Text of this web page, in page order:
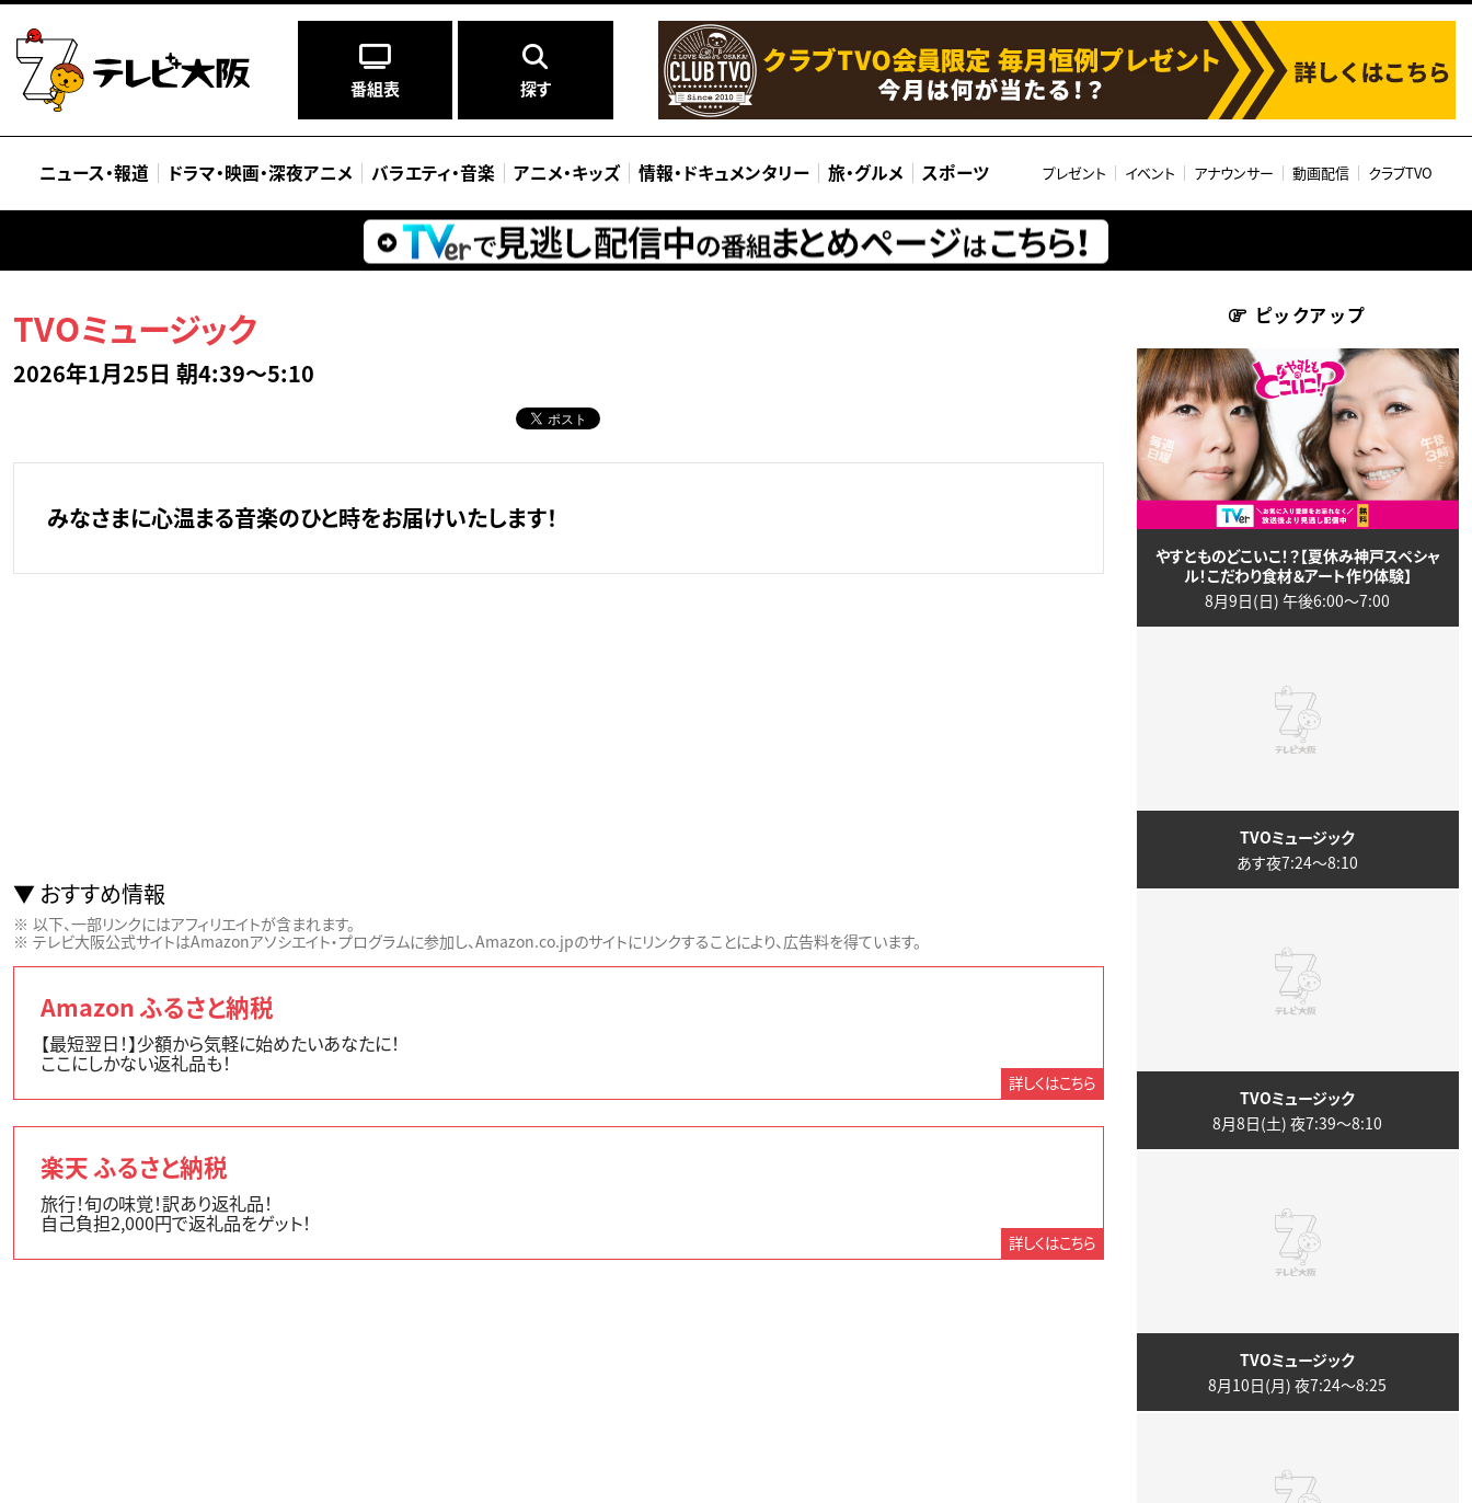
番組表 探す
ニュース・報道 ドラマ・映画・深夜アニメ バラエティ・音楽 アニメ・キッズ 情報・ ドキュメンタリー 旅・グルメ スポーツ プレゼント イベント アナウンサー 動画配信 クラブTVO
TVOミュージック
2026年1月25日 朝4:39～5:10
みなさまに心温まる音楽のひと時をお届けいたします！
おすすめ情報
以下、一部リンクにはアフィリエイトが含まれます。
テレビ大阪公式サイトはAmazonアソシエイト・プログラムに参加し、Amazon.co.jpのサイトにリンクすることにより、広告料を得ています。
Amazon ふるさと納税
【最短翌日！】少額から気軽に始めたいあなたに！
ここにしかない返礼品も！
詳しくはこちら
楽天 ふるさと納税
旅行！旬の味覚！訳あり返礼品！
自己負担2,000円で返礼品をゲット！
詳しくはこちら
ピックアップ
やすとものどこいこ！？【夏休み神戸スペシャ
ル！こだわり食材＆アート作り体験】
8月9日(日) 午後6:00〜7:00
TVOミュージック
あす夜7:24〜8:10
TVOミュージック
8月8日(土) 夜7:39〜8:10
TVOミュージック
8月10日(月) 夜7:24〜8:25